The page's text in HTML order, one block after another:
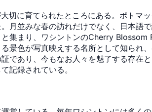
切に育てられたところにある。ポトマ
月並みな春の訪れだけでなく、日本語
集まり、ワシントンのCherry Blossom
景色が写真映えする名所として知られ
であり、今もなお人々を魅了する存在
記録されている。